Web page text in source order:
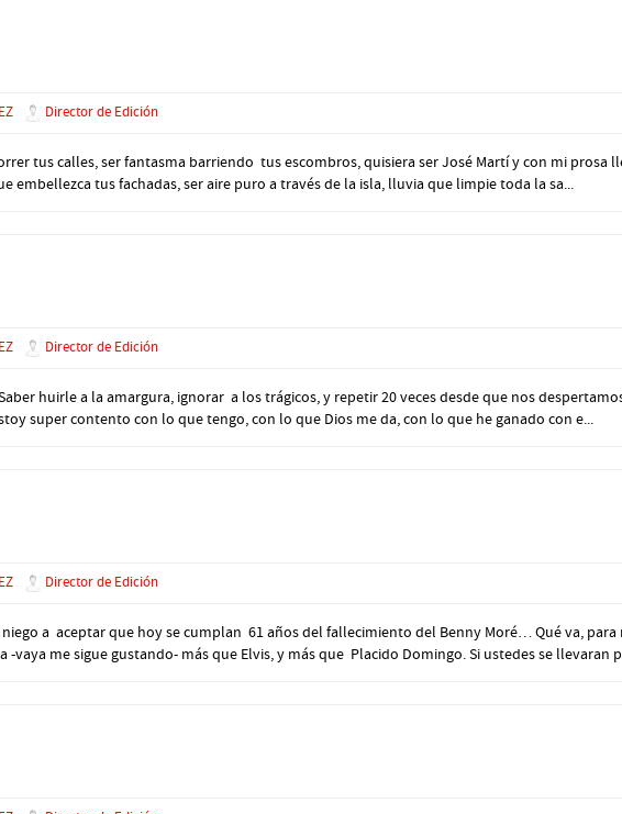
Director de Edición
tus calles, ser fantasma barriendo tus escombros, quisiera ser José Martí y con mi prosa
embellezca tus fachadas, ser aire puro a través de la isla, lluvia que limpie toda la sa...
Director de Edición
huirle a la amargura, ignorar a los trágicos, y repetir 20 veces desde que nos
super contento con lo que tengo, con lo que Dios me da, con lo que he ganado con e...
Director de Edición
a aceptar que hoy se cumplan 61 años del fallecimiento del Benny Moré… Qué va,
vaya me sigue gustando- más que Elvis, y más que Placido Domingo. Si ustedes se llevaran